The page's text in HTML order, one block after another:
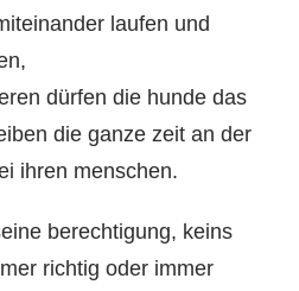
laufen und
dürfen die hunde das
die ganze zeit an der
ihren menschen.
berechtigung, keins
richtig oder immer